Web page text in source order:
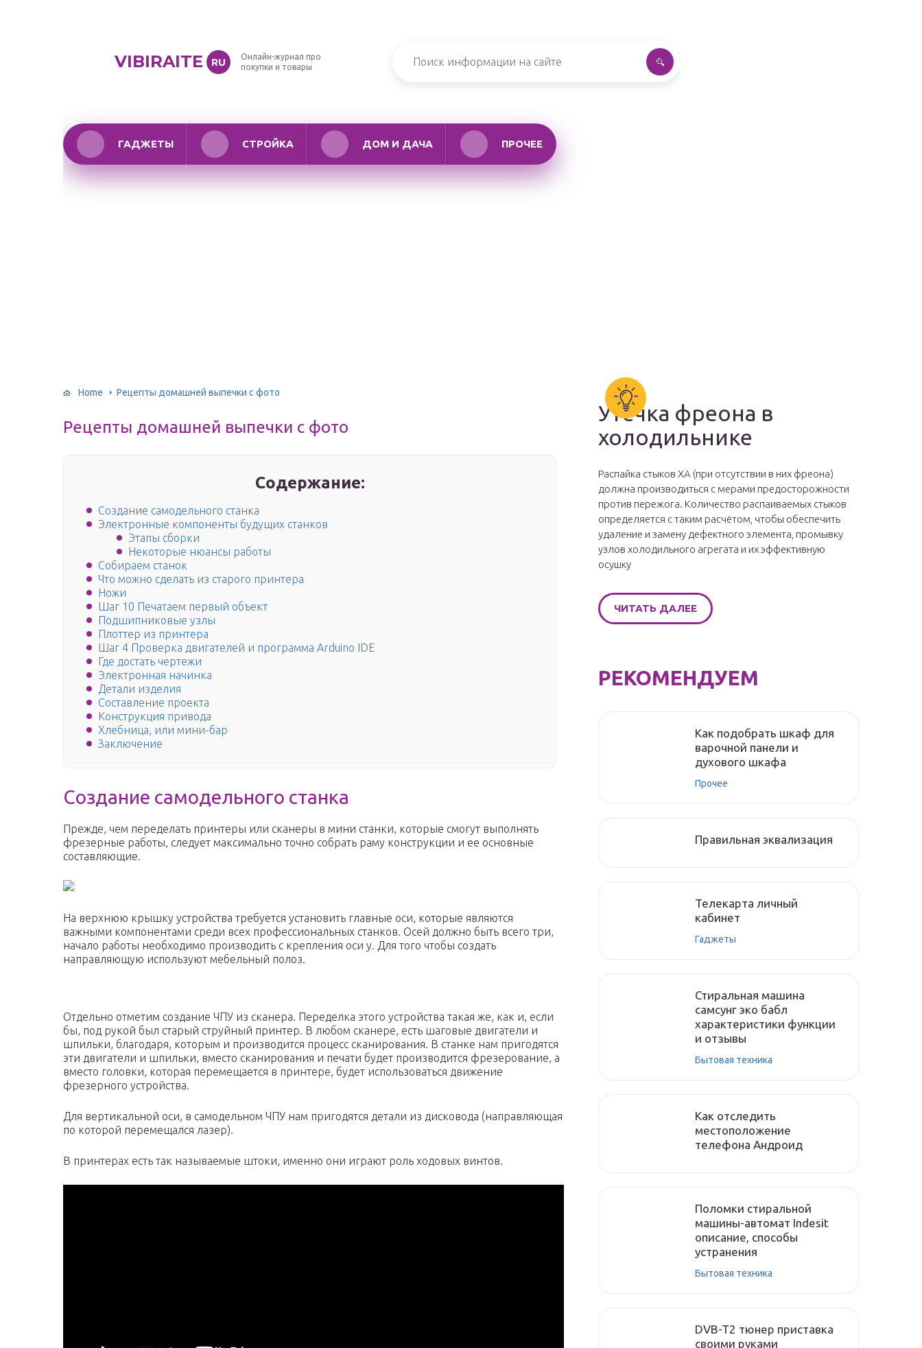
VIBIRAITE RU
Онлайн-журнал про
покупки и товары
ГАДЖЕТЫ СТРОЙКА ДОМ И ДАЧА ПРОЧЕЕ
Home Рецепты домашней выпечки с фото
Рецепты домашней выпечки с фото
Содержание:
Создание самодельного станка
Электронные компоненты будущих станков
Этапы сборки
Некоторые нюансы работы
Собираем станок
Что можно сделать из старого принтера
Ножи
Шаг 10 Печатаем первый объект
Подшипниковые узлы
Плоттер из принтера
Шаг 4 Проверка двигателей и программа Arduino IDE
Где достать чертежи
Электронная начинка
Детали изделия
Составление проекта
Конструкция привода
Хлебница, или мини-бар
Заключение
Создание самодельного станка
Прежде, чем переделать принтеры или сканеры в мини станки, которые смогут выполнять
фрезерные работы, следует максимально точно собрать раму конструкции и ее основные
составляющие.
На верхнюю крышку устройства требуется установить главные оси, которые являются
важными компонентами среди всех профессиональных станков. Осей должно быть всего три,
начало работы необходимо производить с крепления оси у. Для того чтобы создать
направляющую используют мебельный полоз.
Отдельно отметим создание ЧПУ из сканера. Переделка этого устройства такая же, как и, если
бы, под рукой был старый струйный принтер. В любом сканере, есть шаговые двигатели и
шпильки, благодаря, которым и производится процесс сканирования. В станке нам пригодятся
эти двигатели и шпильки, вместо сканирования и печати будет производится фрезерование, а
вместо головки, которая перемещается в принтере, будет использоваться движение
фрезерного устройства.
Для вертикальной оси, в самодельном ЧПУ нам пригодятся детали из дисковода (направляющая
по которой перемещался лазер).
В принтерах есть так называемые штоки, именно они играют роль ходовых винтов.
Утечка фреона в
холодильнике
Распайка стыков ХА (при отсутствии в них фреона)
должна производиться с мерами предосторожности
против пережога. Количество распаиваемых стыков
определяется с таким расчётом, чтобы обеспечить
удаление и замену дефектного элемента, промывку
узлов холодильного агрегата и их эффективную
осушку
ЧИТАТЬ ДАЛЕЕ
РЕКОМЕНДУЕМ
Как подобрать шкаф для
варочной панели и
духового шкафа
Прочее
Правильная эквализация
Телекарта личный
кабинет
Гаджеты
Стиральная машина
самсунг эко бабл
характеристики функции
и отзывы
Бытовая техника
Как отследить
местоположение
телефона Андроид
Поломки стиральной
машины-автомат Indesit
описание, способы
устранения
Бытовая техника
DVB-T2 тюнер приставка
своими руками